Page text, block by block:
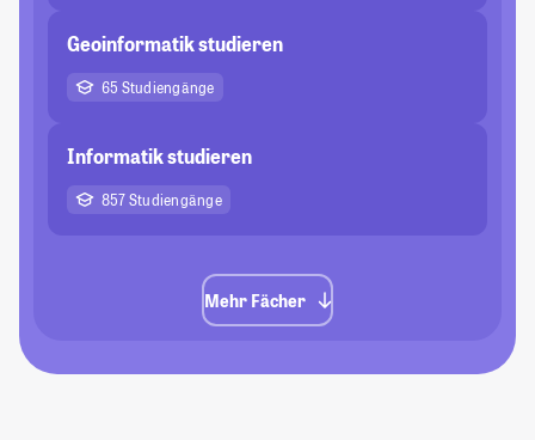
Geoinformatik studieren
65 Studiengänge
Informatik studieren
857 Studiengänge
Mehr Fächer